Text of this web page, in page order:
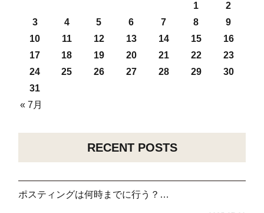
« 7月
1
2
3
4 5 6 7 8
9
10
11 12 13 14 15
16
17
18 19 20 21 22
23
24
25 26 27 28 29
30
31
RECENT POSTS
ポスティングは何時までに行う？…